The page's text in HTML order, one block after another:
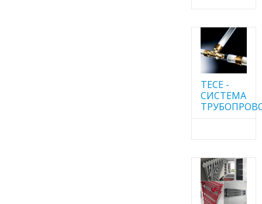
TECE -
CИСТЕМА